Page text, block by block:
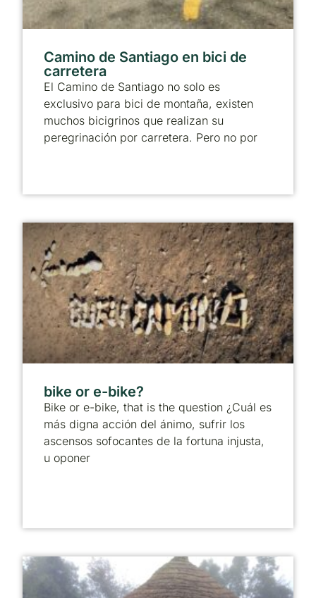
Camino de Santiago en bici de
carretera
El Camino de Santiago no solo es
exclusivo para bici de montaña, existen
muchos bicigrinos que realizan su
peregrinación por carretera. Pero no por
bike or e-bike?
Bike or e-bike, that is the question ¿Cuál es
más digna acción del ánimo, sufrir los
ascensos sofocantes de la fortuna injusta,
u oponer